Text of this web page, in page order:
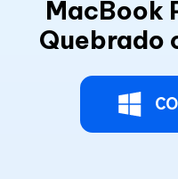
MacBook
Quebrado